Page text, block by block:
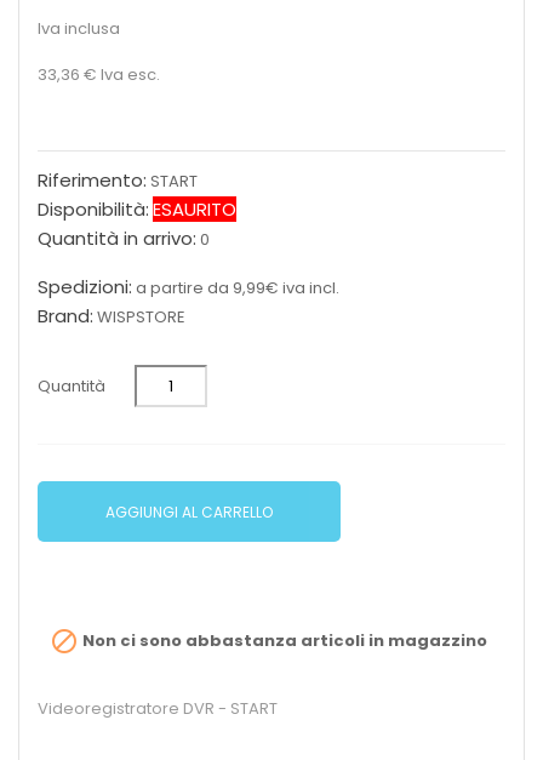
Iva inclusa
33,36 € Iva esc.
Riferimento: START
Disponibilità:ESAURITO
Quantità in arrivo: 0
Spedizioni: a partire da 9,99€ iva incl.
Brand: WISPSTORE
Quantità
AGGIUNGI AL CARRELLO
 Non ci sono abbastanza articoli in magazzino
Videoregistratore DVR - START